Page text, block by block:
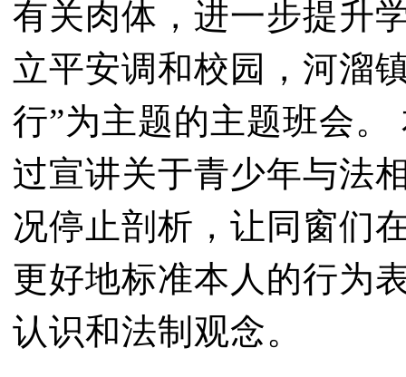
有关肉体，进一步提升
立平安调和校园，河溜
行”为主题的主题班会
过宣讲关于青少年与法
况停止剖析，让同窗们
更好地标准本人的行为
认识和法制观念。